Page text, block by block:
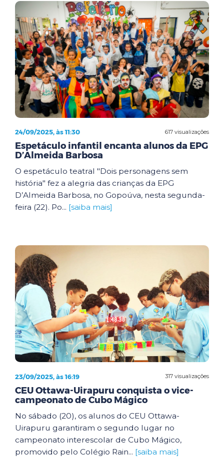
617 visualizações
24/09/2025, às 11:30
Espetáculo infantil encanta alunos da EPG
D’Almeida Barbosa
O espetáculo teatral "Dois personagens sem
história" fez a alegria das crianças da EPG
D’Almeida Barbosa, no Gopoúva, nesta segunda-
feira (22). Po... [saiba mais]
317 visualizações
23/09/2025, às 16:19
CEU Ottawa-Uirapuru conquista o vice-
campeonato de Cubo Mágico
No sábado (20), os alunos do CEU Ottawa-
Uirapuru garantiram o segundo lugar no
campeonato interescolar de Cubo Mágico,
promovido pelo Colégio Rain... [saiba mais]